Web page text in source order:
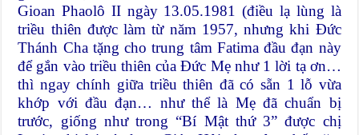
Gioan Phaolô II ngày 13.05.1981 (điều lạ lùng là
triều thiên được làm từ năm 1957, nhưng khi Đức
Thánh Cha tặng cho trung tâm Fatima đầu đạn này
để gắn vào triều thiên của Đức Mẹ như 1 lời tạ ơn…
thì ngay chính giữa triều thiên đã có sẵn 1 lỗ vừa
khớp với đầu đạn… như thể là Mẹ đã chuẩn bị
trước, giống như trong “Bí Mật thứ 3” được chị